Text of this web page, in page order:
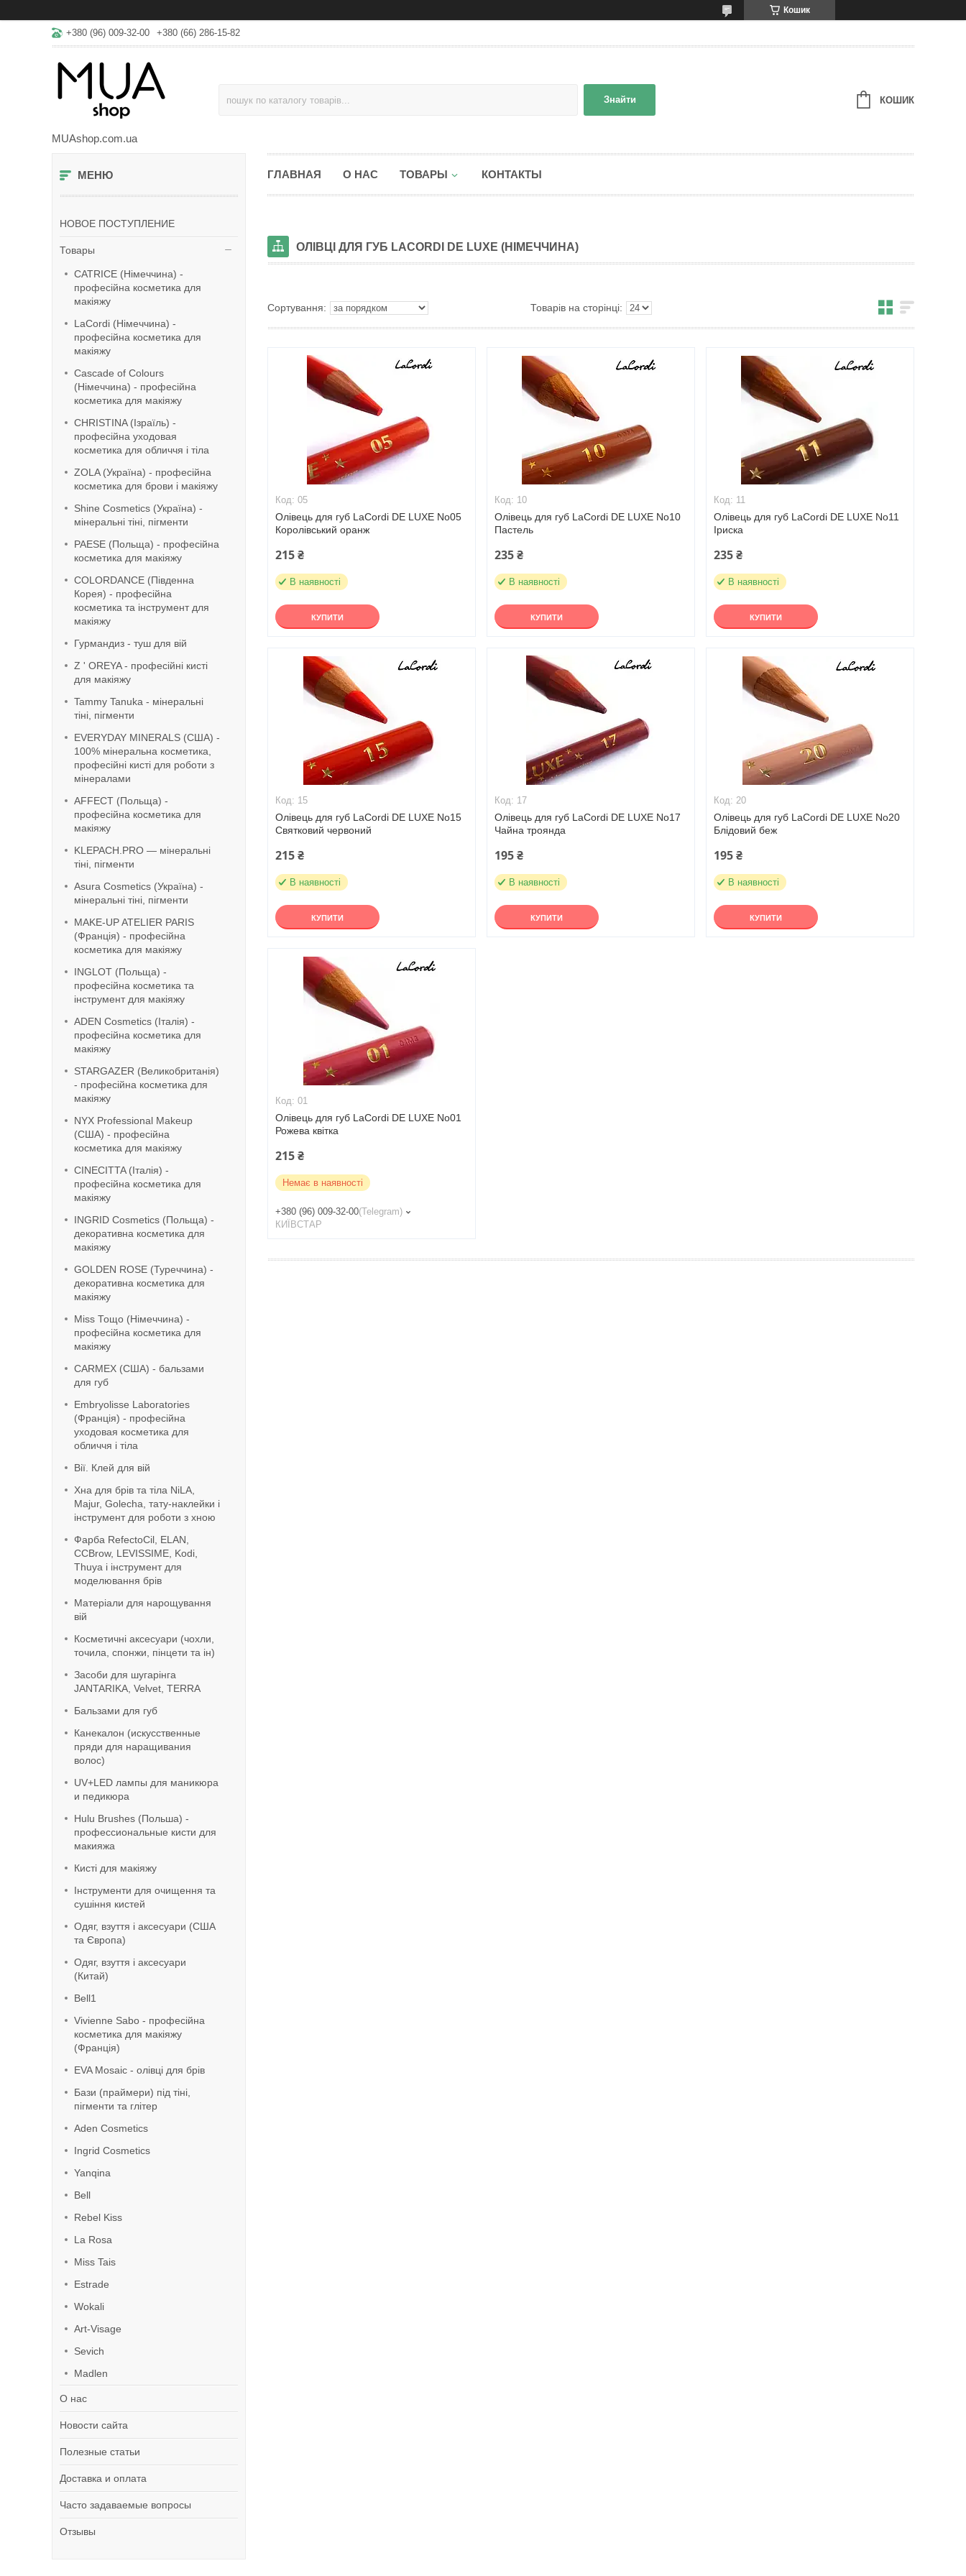
Кошик
+380 (96) 009-32-00 +380 (66) 286-15-82
MUAshop.com.ua
Знайти КОШИК
НОВОЕ ПОСТУПЛЕНИЕ
Товары
CATRICE (Німеччина) -
професійна косметика для
макіяжу
LaСordi (Німеччина) -
професійна косметика для
макіяжу
Cascade of Colours
(Німеччина) - професійна
косметика для макіяжу
CHRISTINA (Ізраїль) -
професійна уходовая
косметика для обличчя і тіла
ZOLA (Україна) - професійна
косметика для брови і макіяжу
Shine Cosmetics (Україна) -
мінеральні тіні, пігменти
PAESE (Польща) - професійна
косметика для макіяжу
COLORDANCE (Південна
Корея) - професійна
косметика та інструмент для
макіяжу
Гурмандиз - туш для вій
Z ' OREYA - професійні кисті
для макіяжу
Tammy Tanuka - мінеральні
тіні, пігменти
EVERYDAY MINERALS (США) -
100% мінеральна косметика,
професійні кисті для роботи з
мінералами
AFFECT (Польща) -
професійна косметика для
макіяжу
KLEPACH.PRO — мінеральні
тіні, пігменти
Asura Cosmetics (Україна) -
мінеральні тіні, пігменти
MAKE-UP ATELIER PARIS
(Франція) - професійна
косметика для макіяжу
INGLOT (Польща) -
професійна косметика та
інструмент для макіяжу
ADEN Cosmetics (Італія) -
професійна косметика для
макіяжу
STARGAZER (Великобританія)
- професійна косметика для
макіяжу
NYX Professional Makeup
(США) - професійна
косметика для макіяжу
CINECITTA (Італія) -
професійна косметика для
макіяжу
INGRID Cosmetics (Польща) -
декоративна косметика для
макіяжу
GOLDEN ROSE (Туреччина) -
декоративна косметика для
макіяжу
Miss Тощо (Німеччина) -
професійна косметика для
макіяжу
CARMEX (США) - бальзами
для губ
Embryolisse Laboratories
(Франція) - професійна
уходовая косметика для
обличчя і тіла
Вії. Клей для вій
Хна для брів та тіла NiLA,
Majur, Golecha, тату-наклейки і
інструмент для роботи з хною
Фарба RefeсtoCil, ELAN,
CCBrow, LEVISSIME, Kodi,
Thuya і інструмент для
моделювання брів
Матеріали для нарощування
вій
Косметичні аксесуари (чохли,
точила, спонжи, пінцети та ін)
Засоби для шугарінга
JANTARIKA, Velvet, TERRA
Бальзами для губ
Канекалон (искусственные
пряди для наращивания
волос)
UV+LED лампы для маникюра
и педикюра
Hulu Brushes (Польша) -
профессиональные кисти для
макияжа
Кисті для макіяжу
Інструменти для очищення та
сушіння кистей
Одяг, взуття і аксесуари (США
та Європа)
Одяг, взуття і аксесуари
(Китай)
Bell1
Vivienne Sabo - професійна
косметика для макіяжу
(Франція)
EVA Mosaic - олівці для брів
Бази (праймери) під тіні,
пігменти та глітер
Aden Cosmetics
Ingrid Cosmetics
Yanqina
Bell
Rebel Kiss
La Rosa
Miss Tais
Estrade
Wokali
Art-Visage
Sevich
Madlen
О нас
Новости сайта
Полезные статьи
Доставка и оплата
Часто задаваемые вопросы
Отзывы
ГЛАВНАЯ О НАС ТОВАРЫ КОНТАКТЫ
ОЛІВЦІ ДЛЯ ГУБ LACORDI DE LUXE (НІМЕЧЧИНА)
05
Олівець для губ LaCordi DE LUXE No05
Королівський оранж
215 ₴
В наявності
КУПИТИ
10
Олівець для губ LaCordi DE LUXE No10
Пастель
235 ₴
В наявності
КУПИТИ
11
Олівець для губ LaCordi DE LUXE No11
Іриска
235 ₴
В наявності
КУПИТИ
15
Олівець для губ LaCordi DE LUXE No15
Святковий червоний
215 ₴
В наявності
КУПИТИ
17
Олівець для губ LaCordi DE LUXE No17
Чайна троянда
195 ₴
В наявності
КУПИТИ
20
Олівець для губ LaCordi DE LUXE No20
Блідовий беж
195 ₴
В наявності
КУПИТИ
01
Олівець для губ LaCordi DE LUXE No01
Рожева квітка
215 ₴
Немає в наявності
+380 (96) 009-32-00 Telegram
КИЇВСТАР